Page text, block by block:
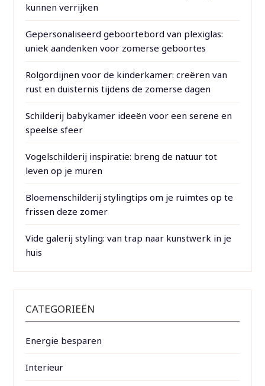
kunnen verrijken
Gepersonaliseerd geboortebord van plexiglas:
uniek aandenken voor zomerse geboortes
Rolgordijnen voor de kinderkamer: creëren van
rust en duisternis tijdens de zomerse dagen
Schilderij babykamer ideeën voor een serene en
speelse sfeer
Vogelschilderij inspiratie: breng de natuur tot
leven op je muren
Bloemenschilderij stylingtips om je ruimtes op te
frissen deze zomer
Vide galerij styling: van trap naar kunstwerk in je
huis
CATEGORIEËN
Energie besparen
Interieur